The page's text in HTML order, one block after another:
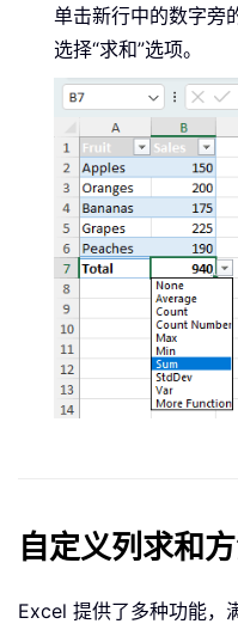
单击新行中的数字旁
选择“求和”选项。
自定义列求和
Excel 提供了多种功能，